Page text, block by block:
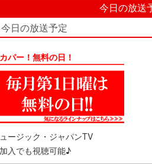
今日の放送
今日の放送予定
パー！無料の日！
ージック・ジャパンTV
入でも視聴可能♪